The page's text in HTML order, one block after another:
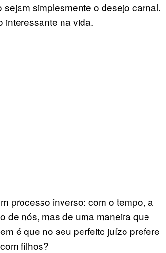
simplesmente o desejo carnal.
interessante na vida.
processo inverso: com o tempo, a
de nós, mas de uma maneira que
é que no seu perfeito juízo prefere
filhos?